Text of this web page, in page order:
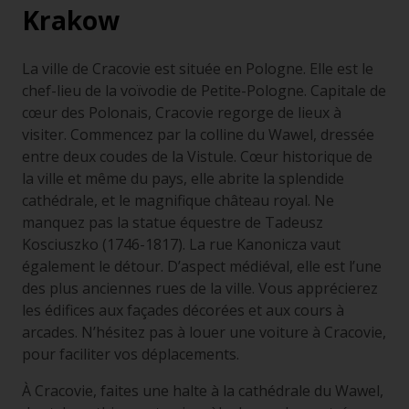
Krakow
La ville de Cracovie est située en Pologne. Elle est le
chef-lieu de la voïvodie de Petite-Pologne. Capitale de
cœur des Polonais, Cracovie regorge de lieux à
visiter. Commencez par la colline du Wawel, dressée
entre deux coudes de la Vistule. Cœur historique de
la ville et même du pays, elle abrite la splendide
cathédrale, et le magnifique château royal. Ne
manquez pas la statue équestre de Tadeusz
Kosciuszko (1746-1817). La rue Kanonicza vaut
également le détour. D’aspect médiéval, elle est l’une
des plus anciennes rues de la ville. Vous apprécierez
les édifices aux façades décorées et aux cours à
arcades. N’hésitez pas à louer une voiture à Cracovie,
pour faciliter vos déplacements.
À Cracovie, faites une halte à la cathédrale du Wawel,